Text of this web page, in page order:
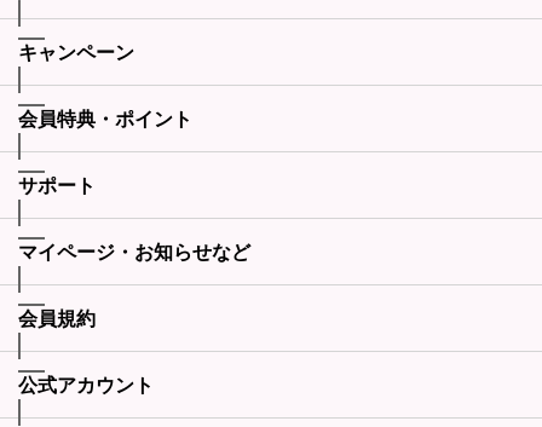
キャンペーン
会員特典・ポイント
サポート
マイページ・お知らせなど
会員規約
公式アカウント